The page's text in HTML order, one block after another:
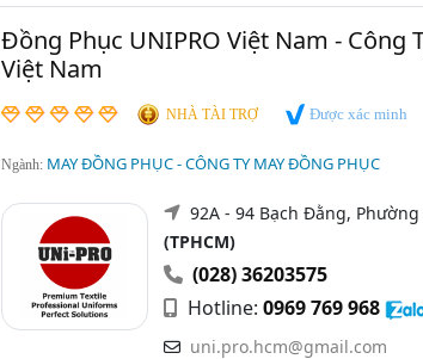
Đồng Phục UNIPRO Việt Nam - Công
Việt Nam
NHÀ TÀI TRỢ Được xác minh
Ngành: MAY ĐỒNG PHỤC - CÔNG TY MAY ĐỒNG PHỤC
92A - 94 Bạch Đằng,
(TPHCM)
(028) 36203575
Hotline: 0969 769 968
uni.pro.hcm@gmail.com